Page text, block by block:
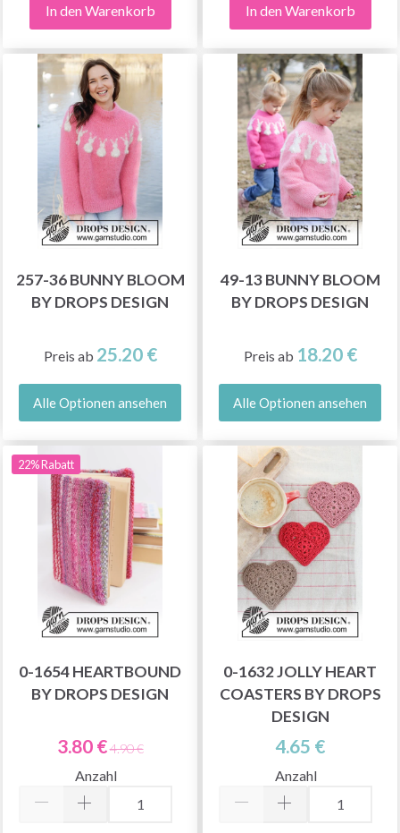
In den Warenkorb In den Warenkorb
257-36 BUNNY BLOOM
BY DROPS DESIGN
Preis ab 25.20 €
Alle Optionen ansehen
49-13 BUNNY BLOOM
BY DROPS DESIGN
Preis ab 18.20 €
Alle Optionen ansehen
22% Rabatt
0-1654 HEARTBOUND
BY DROPS DESIGN
3.80 €4.90 €
Anzahl
0-1632 JOLLY HEART
COASTERS BY DROPS
DESIGN
4.65 €
Anzahl